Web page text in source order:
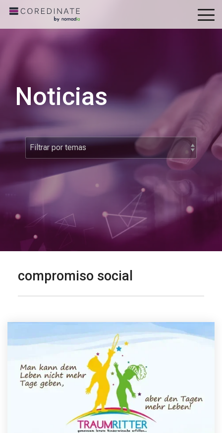
Noticias
compromiso social